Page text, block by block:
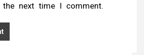
next time I comment.